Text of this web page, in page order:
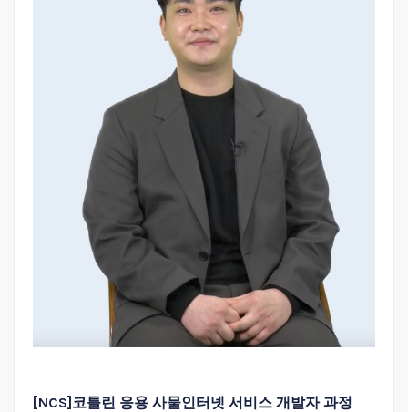
[NCS]코틀린 응용 사물인터넷 서비스 개발자 과정